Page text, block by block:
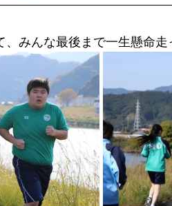
、みんな最後まで一生懸命